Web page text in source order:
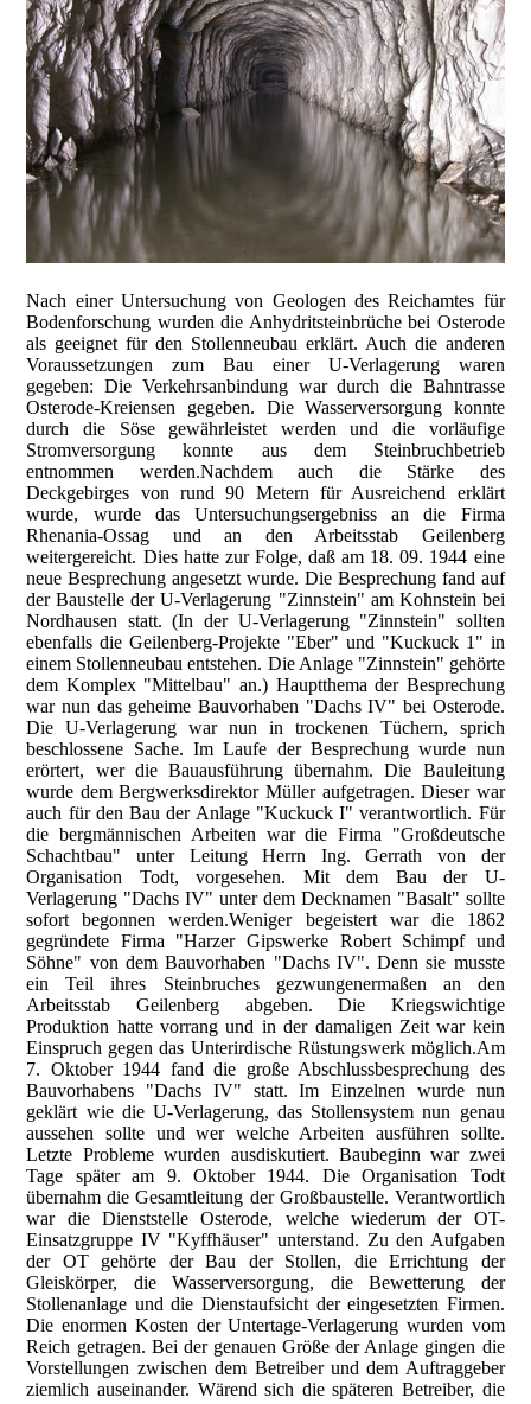
Nach einer Untersuchung von Geologen des Reichamtes für
Bodenforschung wurden die Anhydritsteinbrüche bei Osterode
als geeignet für den Stollenneubau erklärt. Auch die anderen
Voraussetzungen zum Bau einer U-Verlagerung waren
gegeben: Die Verkehrsanbindung war durch die Bahntrasse
Osterode-Kreiensen gegeben. Die Wasserversorgung konnte
durch die Söse gewährleistet werden und die vorläufige
Stromversorgung konnte aus dem Steinbruchbetrieb
entnommen werden.Nachdem auch die Stärke des
Deckgebirges von rund 90 Metern für Ausreichend erklärt
wurde, wurde das Untersuchungsergebniss an die Firma
Rhenania-Ossag und an den Arbeitsstab Geilenberg
weitergereicht. Dies hatte zur Folge, daß am 18. 09. 1944 eine
neue Besprechung angesetzt wurde. Die Besprechung fand auf
der Baustelle der U-Verlagerung "Zinnstein" am Kohnstein bei
Nordhausen statt. (In der U-Verlagerung "Zinnstein" sollten
ebenfalls die Geilenberg-Projekte "Eber" und "Kuckuck 1" in
einem Stollenneubau entstehen. Die Anlage "Zinnstein" gehörte
dem Komplex "Mittelbau" an.) Hauptthema der Besprechung
war nun das geheime Bauvorhaben "Dachs IV" bei Osterode.
Die U-Verlagerung war nun in trockenen Tüchern, sprich
beschlossene Sache. Im Laufe der Besprechung wurde nun
erörtert, wer die Bauausführung übernahm. Die Bauleitung
wurde dem Bergwerksdirektor Müller aufgetragen. Dieser war
auch für den Bau der Anlage "Kuckuck I" verantwortlich. Für
die bergmännischen Arbeiten war die Firma "Großdeutsche
Schachtbau" unter Leitung Herrn Ing. Gerrath von der
Organisation Todt, vorgesehen. Mit dem Bau der U-
Verlagerung "Dachs IV" unter dem Decknamen "Basalt" sollte
sofort begonnen werden.Weniger begeistert war die 1862
gegründete Firma "Harzer Gipswerke Robert Schimpf und
Söhne" von dem Bauvorhaben "Dachs IV". Denn sie musste
ein Teil ihres Steinbruches gezwungenermaßen an den
Arbeitsstab Geilenberg abgeben. Die Kriegswichtige
Produktion hatte vorrang und in der damaligen Zeit war kein
Einspruch gegen das Unterirdische Rüstungswerk möglich.Am
7. Oktober 1944 fand die große Abschlussbesprechung des
Bauvorhabens "Dachs IV" statt. Im Einzelnen wurde nun
geklärt wie die U-Verlagerung, das Stollensystem nun genau
aussehen sollte und wer welche Arbeiten ausführen sollte.
Letzte Probleme wurden ausdiskutiert. Baubeginn war zwei
Tage später am 9. Oktober 1944. Die Organisation Todt
übernahm die Gesamtleitung der Großbaustelle. Verantwortlich
war die Dienststelle Osterode, welche wiederum der OT-
Einsatzgruppe IV "Kyffhäuser" unterstand. Zu den Aufgaben
der OT gehörte der Bau der Stollen, die Errichtung der
Gleiskörper, die Wasserversorgung, die Bewetterung der
Stollenanlage und die Dienstaufsicht der eingesetzten Firmen.
Die enormen Kosten der Untertage-Verlagerung wurden vom
Reich getragen. Bei der genauen Größe der Anlage gingen die
Vorstellungen zwischen dem Betreiber und dem Auftraggeber
ziemlich auseinander. Wärend sich die späteren Betreiber, die